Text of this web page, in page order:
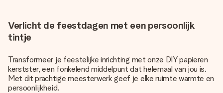
Verlicht de feestdagen met een persoonlijk
tintje
Transformeer je feestelijke inrichting met onze DIY papieren
kerstster, een fonkelend middelpunt dat helemaal van jou is.
Met dit prachtige meesterwerk geef je elke ruimte warmte en
persoonlijkheid.